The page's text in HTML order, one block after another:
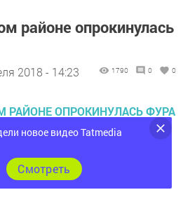
районе опрокинулась
2018 - 14:23 1790 0 0
этого года. К счастью в
новое видео Tatmedia
Cмотреть